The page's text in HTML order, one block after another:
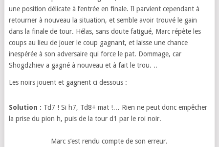
une position délicate à l’entrée en finale. Il parvient cependant à
retourner à nouveau la situation, et semble avoir trouvé le gain
dans la finale de tour. Hélas, sans doute fatigué, Marc répète les
coups au lieu de jouer le coup gagnant, et laisse une chance
inespérée à son adversaire qui force le pat. Dommage, car
Shogdzhiev a gagné à nouveau et à fait le trou. ..
Les noirs jouent et gagnent ci dessous :
Solution : Td7 ! Si h7, Td8+ mat !… Rien ne peut donc empêcher
la prise du pion h, puis de la tour d1 par le roi noir.
Marc s’est rendu compte de son erreur.